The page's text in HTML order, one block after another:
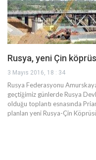
Rusya, yeni Çin
3 Mayıs 2016, 18 : 34
Rusya Federasyonu
geçtiğimiz günlerde Rusya
olduğu toplantı esnasında
planlan yeni Rusya-Çin